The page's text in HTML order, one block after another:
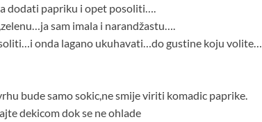
dodati papriku i opet posoliti….
sam imala i narandžastu….
onda lagano ukuhavati…do gustine koju volite…
bude samo sokic,ne smije viriti komadic paprike.
dekicom dok se ne ohlade